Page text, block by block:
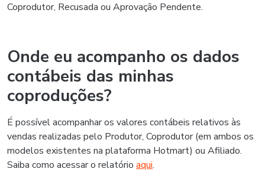
Coprodutor, Recusada ou Aprovação Pendente.
Onde eu acompanho os dados
contábeis das minhas
coproduções?
É possível acompanhar os valores contábeis relativos às
vendas realizadas pelo Produtor, Coprodutor (em ambos os
modelos existentes na plataforma Hotmart) ou Afiliado.
Saiba como acessar o relatório aqui.